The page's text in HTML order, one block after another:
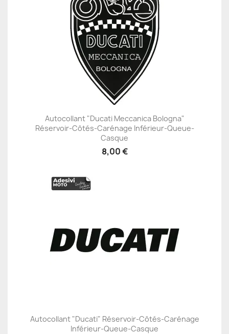
Autocollant "Ducati Meccanica Bologna"
Réservoir-Côtés-Carénage Inférieur-Queue-
Casque
8,00 €
Autocollant "Ducati" Réservoir-Côtés-Carénage
Inférieur-Queue-Casque